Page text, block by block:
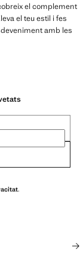
el complement
el teu estil i fes
amb les
.